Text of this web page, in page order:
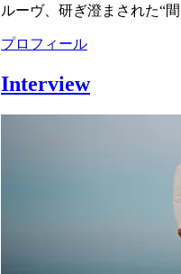
ルーヴ、研ぎ澄まされた“間
プロフィール
Interview